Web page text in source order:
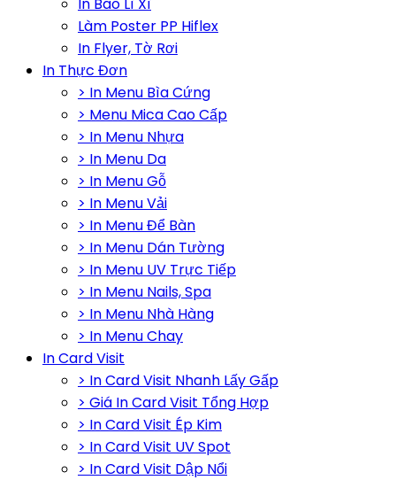
In Bao Lì Xì
Làm Poster PP Hiflex
In Flyer, Tờ Rơi
In Thực Đơn
> In Menu Bìa Cứng
> Menu Mica Cao Cấp
> In Menu Nhựa
> In Menu Da
> In Menu Gỗ
> In Menu Vải
> In Menu Để Bàn
> In Menu Dán Tường
> In Menu UV Trực Tiếp
> In Menu Nails, Spa
> In Menu Nhà Hàng
> In Menu Chay
In Card Visit
> In Card Visit Nhanh Lấy Gấp
> Giá In Card Visit Tổng Hợp
> In Card Visit Ép Kim
> In Card Visit UV Spot
> In Card Visit Dập Nổi